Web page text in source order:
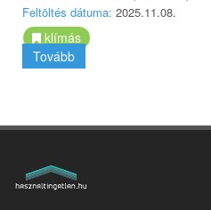
Feltöltés dátuma: 2025.11.08.
klímás
Tovább